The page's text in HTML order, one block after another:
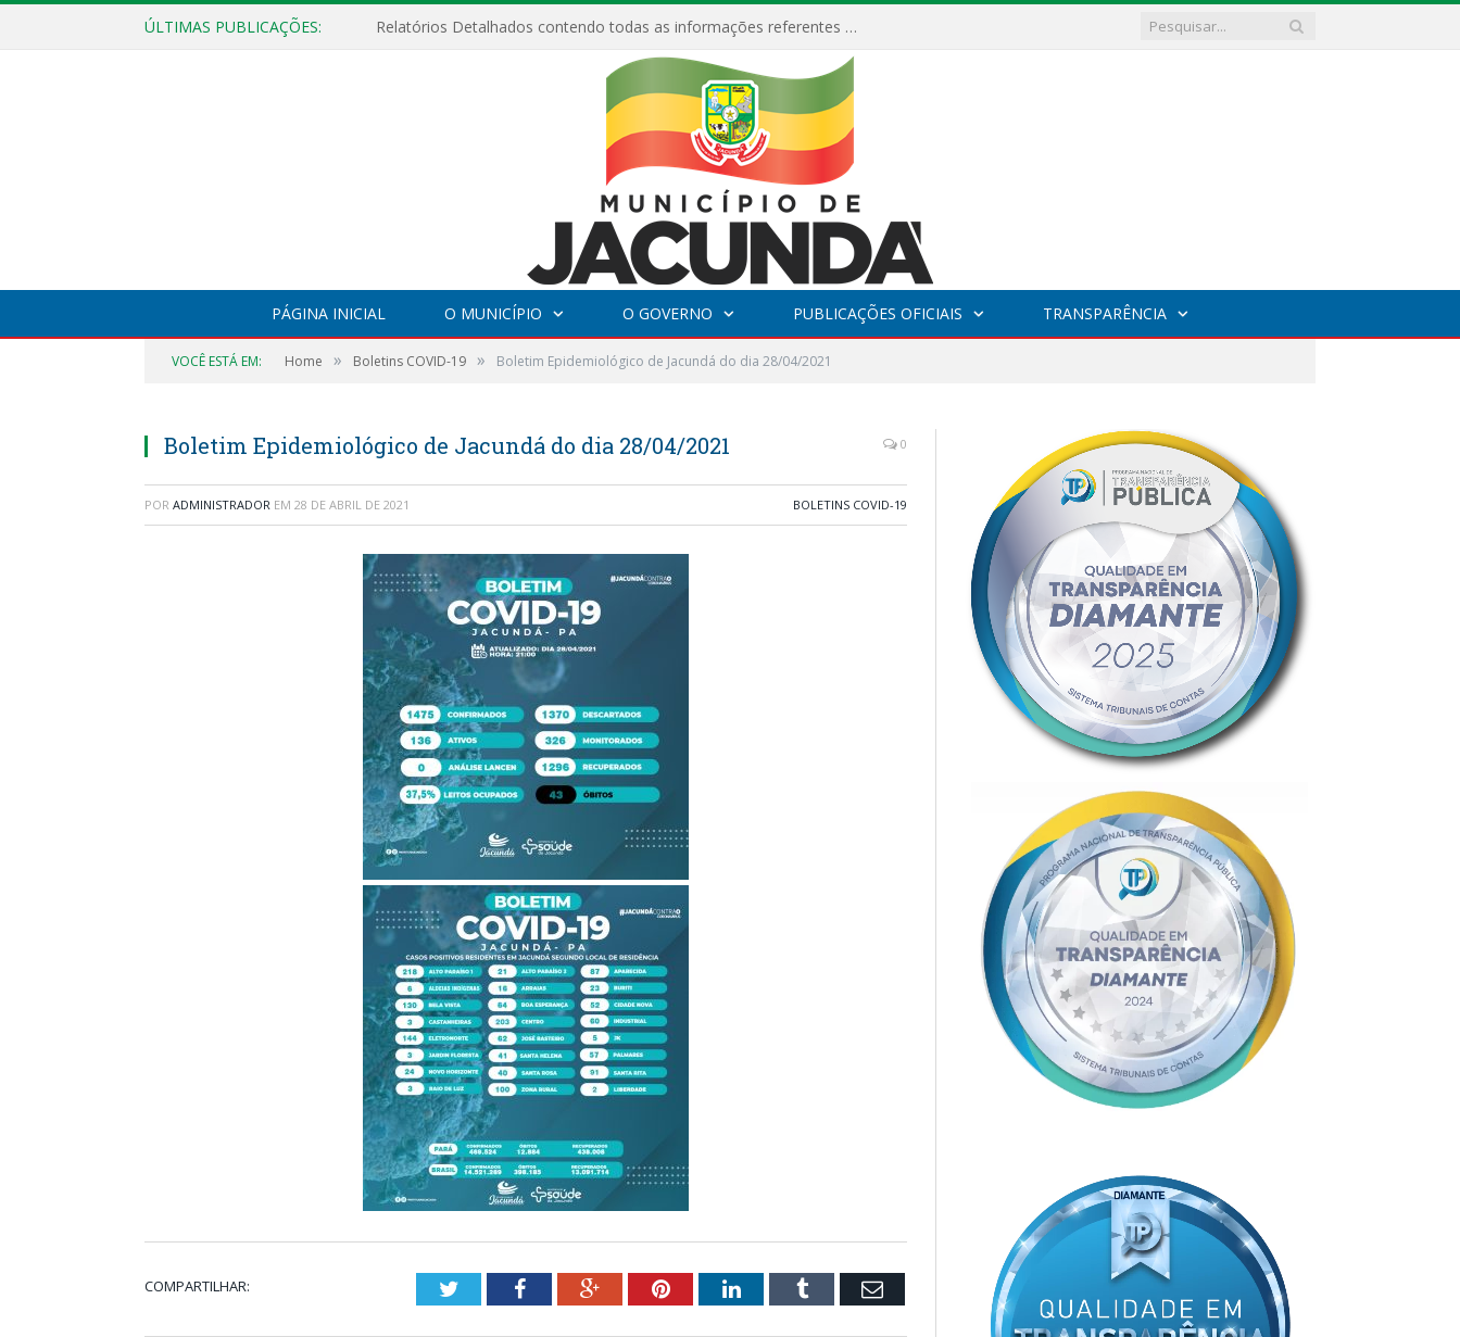
ÚLTIMAS PUBLICAÇÕES: Relatórios Detalhados contendo todas as informações referentes a execução de recursos destinados ao fomento de projetos culturais no Município de Jacundá entre os anos de 2022 ao presente ano de 2026.
PÁGINA INICIAL O MUNICÍPIO O GOVERNO PUBLICAÇÕES OFICIAIS TRANSPARÊNCIA
VOCÊ ESTÁ EM: Home » Boletins COVID-19 » Boletim Epidemiológico de Jacundá do dia 28/04/2021
Boletim Epidemiológico de Jacundá do dia 28/04/2021 0
POR ADMINISTRADOR EM 28 DE ABRIL DE 2021 BOLETINS COVID-19
COMPARTILHAR: TwitterFacebookGoogle+PinterestLinkedInTumblr Email